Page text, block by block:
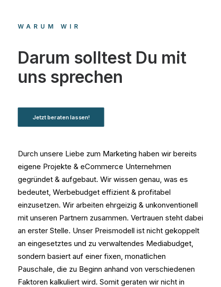
WARUM WIR
Darum solltest Du mit
uns sprechen
Jetzt beraten lassen!
Durch unsere Liebe zum Marketing haben wir bereits
eigene Projekte & eCommerce Unternehmen
gegründet & aufgebaut. Wir wissen genau, was es
bedeutet, Werbebudget effizient & profitabel
einzusetzen. Wir arbeiten ehrgeizig & unkonventionell
mit unseren Partnern zusammen. Vertrauen steht dabei
an erster Stelle. Unser Preismodell ist nicht gekoppelt
an eingesetztes und zu verwaltendes Mediabudget,
sondern basiert auf einer fixen, monatlichen
Pauschale, die zu Beginn anhand von verschiedenen
Faktoren kalkuliert wird. Somit geraten wir nicht in